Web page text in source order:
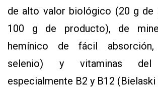
de alto valor biológico (20 g de
100 g de producto), de
hemínico de fácil
selenio) y vitaminas
especialmente B2 y B12 (Bielaski